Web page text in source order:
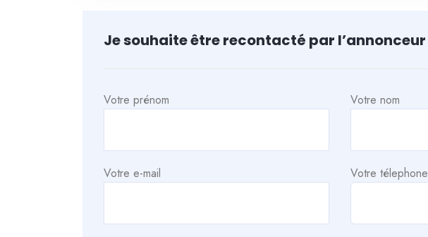
Je souhaite être recontacté par l’annonceur
Votre prénom Votre nom
Votre e-mail Votre télephone